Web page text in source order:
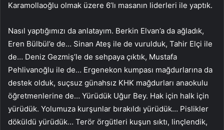
Karamollaoğlu olmak üzere 6’lı masanın liderleri ile yaptık.
Nasıl yaptığımızı da anlatayım. Berkin Elvan’a da ağladık,
Eren Bülbül’e de… Sinan Ateş ile de vurulduk, Tahir Elçi ile
de… Deniz Gezmiş’le de sehpaya çıktık, Mustafa
Pehlivanoğlu ile de… Ergenekon kumpası mağdurlarına da
destek olduk, suçsuz günahsız KHK mağdurları anaokulu
öğretmenlerine de… Yürüdük Uğur Bey. Hak için halk için
yürüdük. Yolumuza kurşunlar bırakıldı yürüdük… Pislikler
döküldü yürüdük… Terör örgütleri kuşun sıktı, linçlendik,